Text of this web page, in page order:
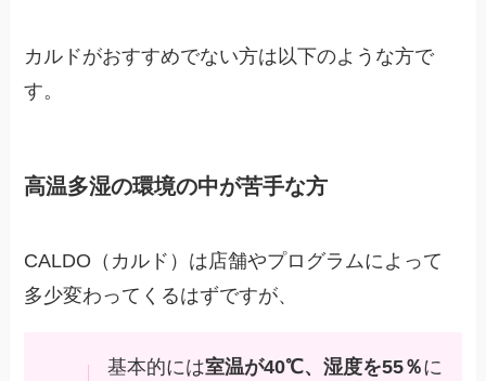
カルドがおすすめでない方は以下のような方で
す。
高温多湿の環境の中が苦手な方
CALDO（カルド）は店舗やプログラムによって
多少変わってくるはずですが、
基本的には室温が40℃、湿度を55％に